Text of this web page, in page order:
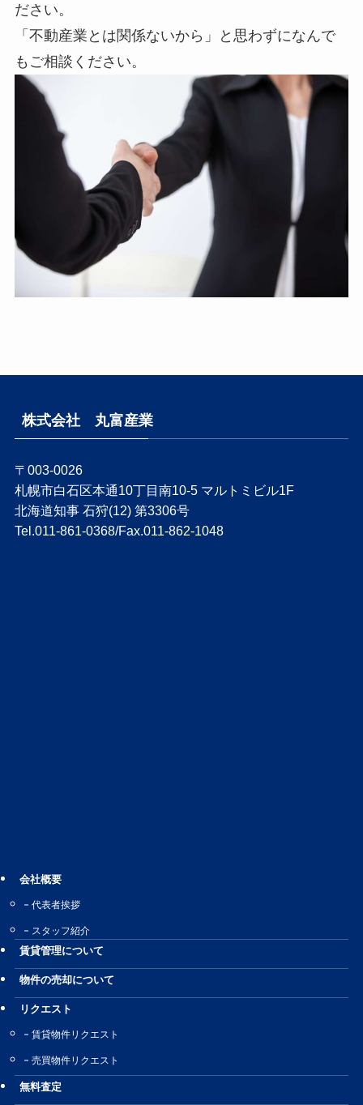
ださい。
「不動産業とは関係ないから」と思わずになんで
もご相談ください。
株式会社 丸富産業
〒003-0026
札幌市白石区本通10丁目南10-5 マルトミビル1F
北海道知事 石狩(12) 第3306号
Tel.011-861-0368/Fax.011-862-1048
会社概要
代表者挨拶
スタッフ紹介
賃貸管理について
物件の売却について
リクエスト
賃貸物件リクエスト
売買物件リクエスト
無料査定